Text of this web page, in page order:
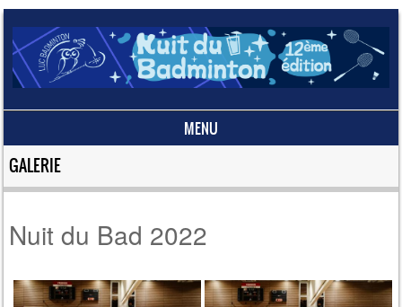
MENU
Skip to content
GALERIE
Nuit du Bad 2022